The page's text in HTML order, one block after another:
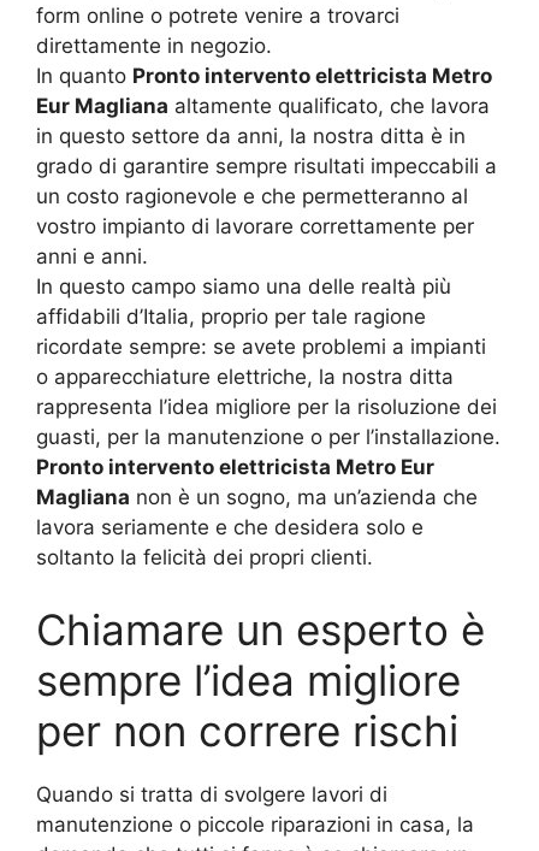
form online o potrete venire a trovarci
direttamente in negozio.
In quanto Pronto intervento elettricista Metro
Eur Magliana altamente qualificato, che lavora
in questo settore da anni, la nostra ditta è in
grado di garantire sempre risultati impeccabili a
un costo ragionevole e che permetteranno al
vostro impianto di lavorare correttamente per
anni e anni.
In questo campo siamo una delle realtà più
affidabili d’Italia, proprio per tale ragione
ricordate sempre: se avete problemi a impianti
o apparecchiature elettriche, la nostra ditta
rappresenta l’idea migliore per la risoluzione dei
guasti, per la manutenzione o per l’installazione.
Pronto intervento elettricista Metro Eur
Magliana non è un sogno, ma un’azienda che
lavora seriamente e che desidera solo e
soltanto la felicità dei propri clienti.
Chiamare un esperto è
sempre l’idea migliore
per non correre rischi
Quando si tratta di svolgere lavori di
manutenzione o piccole riparazioni in casa, la